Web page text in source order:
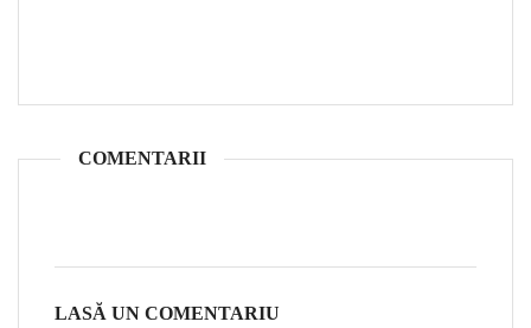
COMENTARII
LASĂ UN COMENTARIU